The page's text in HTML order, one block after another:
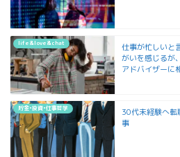
life&love&chat
仕事が忙しいと
がいを感じるが
アドバイザーに
貯金•投資•仕事哲学
30代未経験へ
事